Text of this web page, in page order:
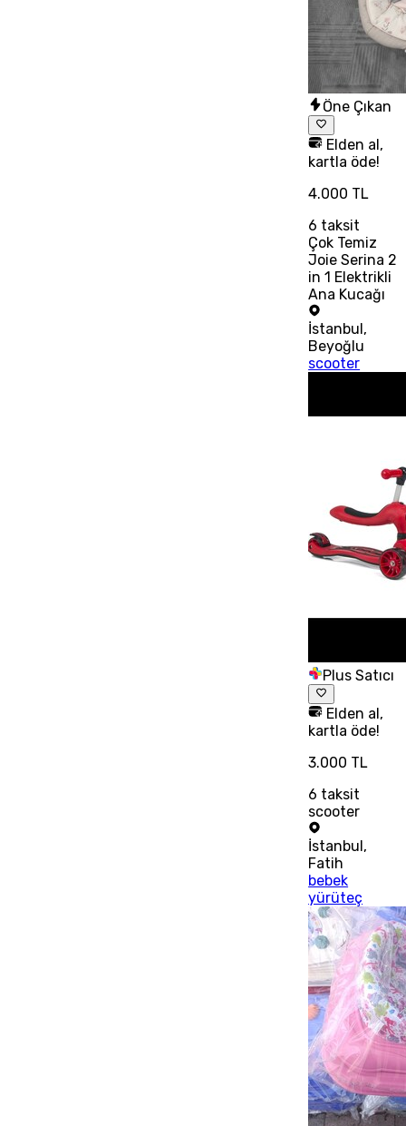
Öne Çıkan
Elden al,
kartla öde!
4.000 TL
6 taksit
Çok Temiz
Joie Serina 2
in 1 Elektrikli
Ana Kucağı
İstanbul,
Beyoğlu
scooter
Plus Satıcı
Elden al,
kartla öde!
3.000 TL
6 taksit
scooter
İstanbul ,
Fatih
bebek
yürüteç